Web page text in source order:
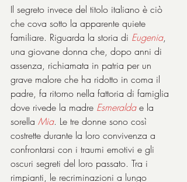
Il segreto invece del titolo italiano è ciò
che cova sotto la apparente quiete
familiare. Riguarda la storia di Eugenia,
una giovane donna che, dopo anni di
assenza, richiamata in patria per un
grave malore che ha ridotto in coma il
padre, fa ritorno nella fattoria di famiglia
dove rivede la madre Esmeralda e la
sorella Mia. Le tre donne sono così
costrette durante la loro convivenza a
confrontarsi con i traumi emotivi e gli
oscuri segreti del loro passato. Tra i
rimpianti, le recriminazioni a lungo